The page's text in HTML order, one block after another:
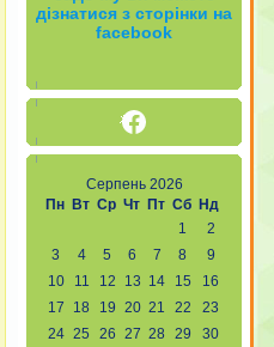
дізнатися з сторінки на
facebook
Facebook
Серпень 2026
Пн
Вт Ср Чт Пт Сб
Нд
1
2
3
4 5 6 7 8
9
10
11 12 13 14 15
16
17
18 19 20 21 22
23
24 25 26 27 28 29
30